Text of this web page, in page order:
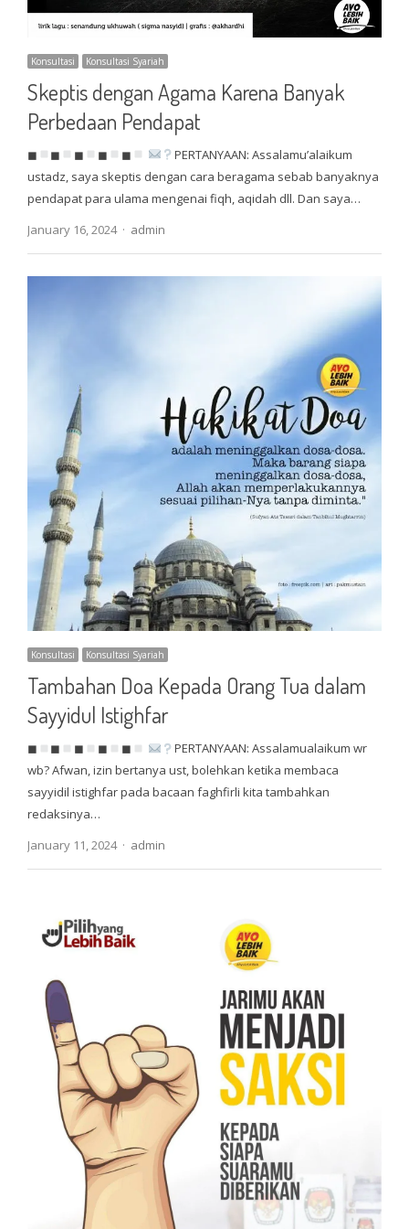
Konsultasi Konsultasi Syariah
Skeptis dengan Agama Karena Banyak
Perbedaan Pendapat
◼ ◼ ◼ ◼ ◼
PERTANYAAN: Assalamu’alaikum
ustadz, saya skeptis dengan cara beragama sebab banyaknya
pendapat para ulama mengenai fiqh, aqidah dll. Dan saya…
January 16, 2024
Author
admin
Konsultasi Konsultasi Syariah
Tambahan Doa Kepada Orang Tua dalam
Sayyidul Istighfar
◼ ◼ ◼ ◼ ◼
PERTANYAAN: Assalamualaikum wr
wb? Afwan, izin bertanya ust, bolehkan ketika membaca
sayyidil istighfar pada bacaan faghfirli kita tambahkan
redaksinya…
January 11, 2024
Author
admin